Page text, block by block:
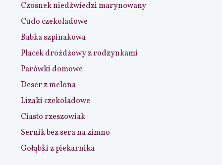
Czosnek niedźwiedzi marynowany
Cudo czekoladowe
Babka szpinakowa
Placek drożdżowy z rodzynkami
Parówki domowe
Deser z melona
Lizaki czekoladowe
Ciasto rzeszowiak
Sernik bez sera na zimno
Gołąbki z piekarnika